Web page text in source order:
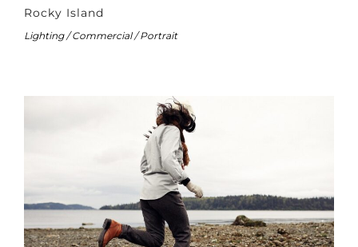
Rocky Island
Lighting / Commercial / Portrait